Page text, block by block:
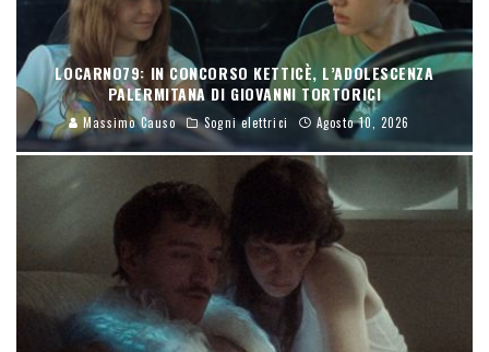
LOCARNO79: IN CONCORSO KETTICÈ, L’ADOLESCENZA
PALERMITANA DI GIOVANNI TORTORICI
Massimo Causo Sogni elettrici Agosto 10, 2026